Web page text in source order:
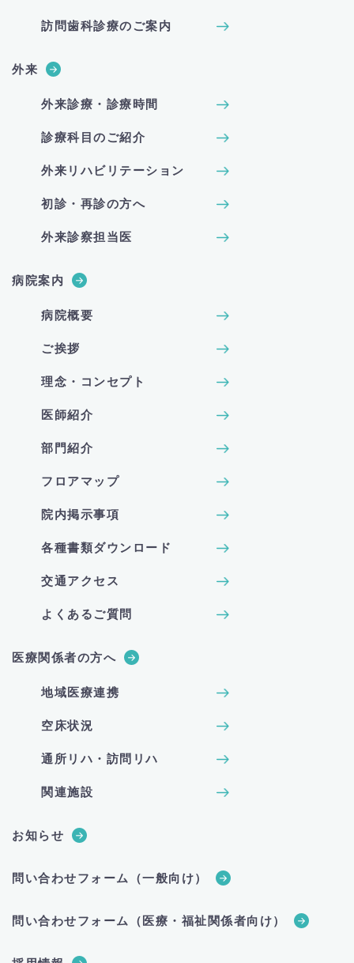
訪問歯科診療のご案内
外来
外来診療・診療時間
診療科目のご紹介
外来リハビリテーション
初診・再診の方へ
外来診察担当医
病院案内
病院概要
ご挨拶
理念・コンセプト
医師紹介
部門紹介
フロアマップ
院内掲示事項
各種書類ダウンロード
交通アクセス
よくあるご質問
医療関係者の方へ
地域医療連携
空床状況
通所リハ・訪問リハ
関連施設
お知らせ
問い合わせフォーム（一般向け）
問い合わせフォーム（医療・福祉関係者向け）